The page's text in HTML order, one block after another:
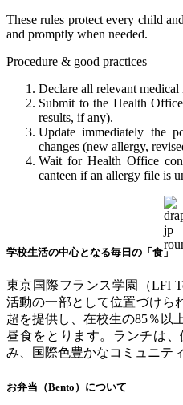
These rules protect every child
and promptly when needed.
Procedure & good practices
Declare all relevant
Submit to the Health
results, if any).
Update immediately the
changes (new allergy,
Wait for Health Office
canteen if an allergy file is
学校生活の中心となる毎日の「食」
東京国際フランス学園（LFI
活動の一部として位置づけら
超を提供し、在校生の85％以
昼食をとります。ランチは
み、国際色豊かなコミュニテ
お弁当（Bento ）について